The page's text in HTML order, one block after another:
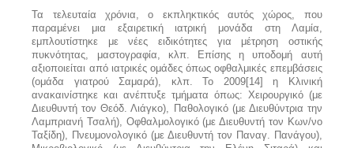
Τα τελευταία χρόνια, ο εκπληκτικός αυτός χώρος, που
παραμένει μια εξαιρετική ιατρική μονάδα στη Λαμία,
εμπλουτίστηκε με νέες ειδικότητες για μέτρηση οστικής
πυκνότητας, μαστογραφία, κλπ. Επίσης η υποδομή αυτή
αξιοποιείται από ιατρικές ομάδες όπως οφθαλμικές επεμβάσεις
(ομάδα γιατρού Σαμαρά), κλπ. Το 2009[14] η Κλινική
ανακαινίστηκε και ανέπτυξε τμήματα όπως: Χειρουργικό (με
Διευθυντή τον Θεόδ. Λιάγκο), Παθολογικό (με Διευθύντρια την
Λαμπριανή Τσαλή), Οφθαλμολογικό (με Διευθυντή τον Κων/νο
Ταξίδη), Πνευμονολογικό (με Διευθυντή τον Παναγ. Πανάγου),